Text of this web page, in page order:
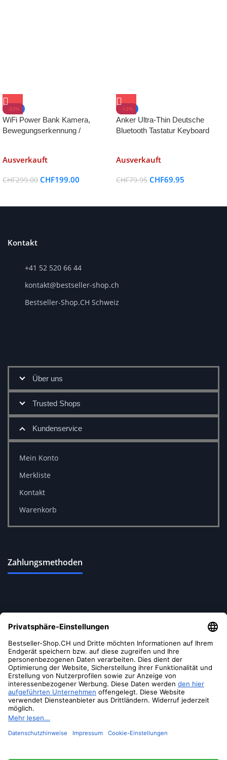
-33%
WiFi Power Bank Kamera,
Bewegungserkennung /
Ausverkauft
CHF299.00 CHF199.00
-13%
Anker Ultra-Thin Deutsche
Bluetooth Tastatur Keyboard
Ausverkauft
CHF79.95 CHF69.95
Kontakt
+41 52 520 66 44
kontakt@bestseller-shop.ch
Bestseller-Shop.CH Schweiz
Über uns
Trusted Shops
Kundenservice
Mein Konto
Merkliste
Kontakt
Warenkorb
Zahlungsmethoden
Soziale Medien
© 2026 Bestseller-Shop.CH - Alle Rechte vorbehalten